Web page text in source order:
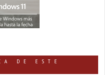
DE ESTE